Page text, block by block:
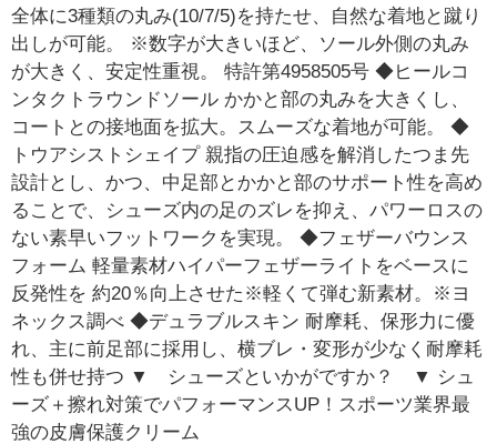
全体に3種類の丸み(10/7/5)を持たせ、自然な着地と蹴り
出しが可能。 ※数字が大きいほど、ソール外側の丸み
が大きく、安定性重視。 特許第4958505号 ◆ヒールコ
ンタクトラウンドソール かかと部の丸みを大きくし、
コートとの接地面を拡大。スムーズな着地が可能。 ◆
トウアシストシェイプ 親指の圧迫感を解消したつま先
設計とし、かつ、中足部とかかと部のサポート性を高め
ることで、シューズ内の足のズレを抑え、パワーロスの
ない素早いフットワークを実現。 ◆フェザーバウンス
フォーム 軽量素材ハイパーフェザーライトをベースに
反発性を 約20％向上させた※軽くて弾む新素材。※ヨ
ネックス調べ ◆デュラブルスキン 耐摩耗、保形力に優
れ、主に前足部に採用し、横ブレ・変形が少なく耐摩耗
性も併せ持つ ▼ シューズといかがですか？ ▼ シュ
ーズ＋擦れ対策でパフォーマンスUP！スポーツ業界最
強の皮膚保護クリーム